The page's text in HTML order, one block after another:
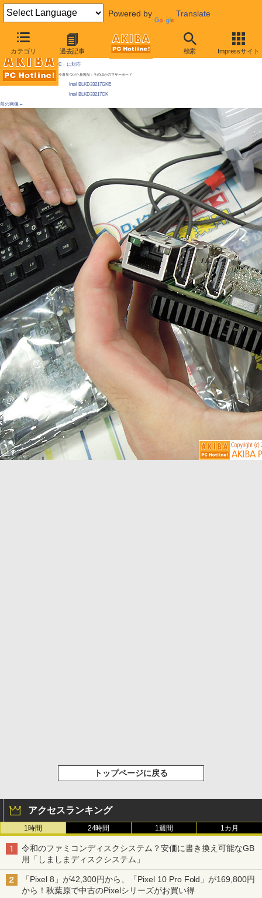
Powered by Translate
カテゴリ 過去記事 検索 Impressサイト
AKIBA PC Hotline!
[拡大画像]手の平サイズでCore i3搭載の超小型マザーがIntelから登場、同社提唱の新規格「NU
C」に対応
今週見つけた新製品：そのほかのマザーボード
Intel BLKD33217GKE
Intel BLKD33217CK
前の画像←
トップページに戻る
アクセスランキング
1時間 24時間 1週間 1カ月
令和のファミコンディスクシステム？安価に書き換え可能なGB
用「しましまディスクシステム」
「Pixel 8」が42,300円から、「Pixel 10 Pro Fold」が169,800円
から！秋葉原で中古のPixelシリーズがお買い得